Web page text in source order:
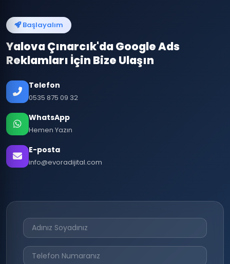
Başlayalım
Yalova Çınarcık'da Google Ads
Reklamları İçin Bize Ulaşın
Telefon
0535 875 09 32
WhatsApp
Hemen Yazın
E-posta
info@evoradijital.com